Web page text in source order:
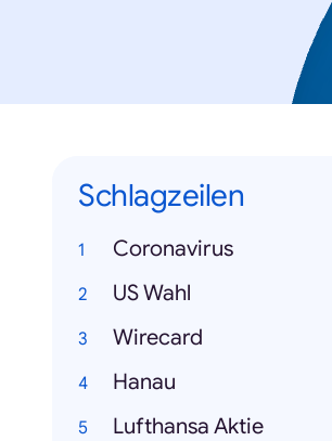
Schlagzeilen
Coronavirus
US Wahl
Wirecard
Hanau
Lufthansa Aktie